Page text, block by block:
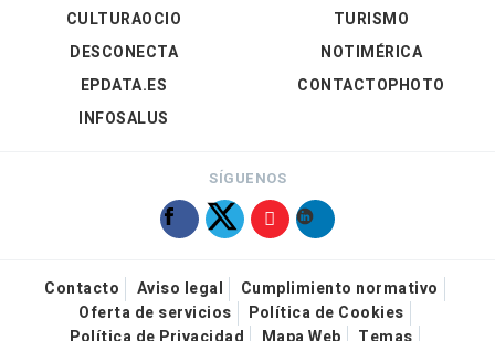
CULTURAOCIO
DESCONECTA
EPDATA.ES
INFOSALUS
TURISMO
NOTIMÉRICA
CONTACTOPHOTO
SÍGUENOS
Contacto Aviso legal
Cumplimiento normativo
Oferta de servicios
Política de Cookies